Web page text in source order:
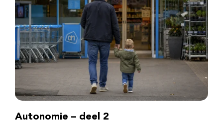
Autonomie – deel 2